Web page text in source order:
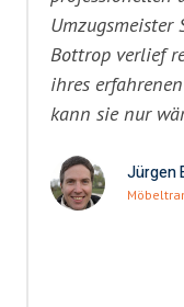
Umzugsmeister
Bottrop verlief
ihres
kann sie nur
Jürgen